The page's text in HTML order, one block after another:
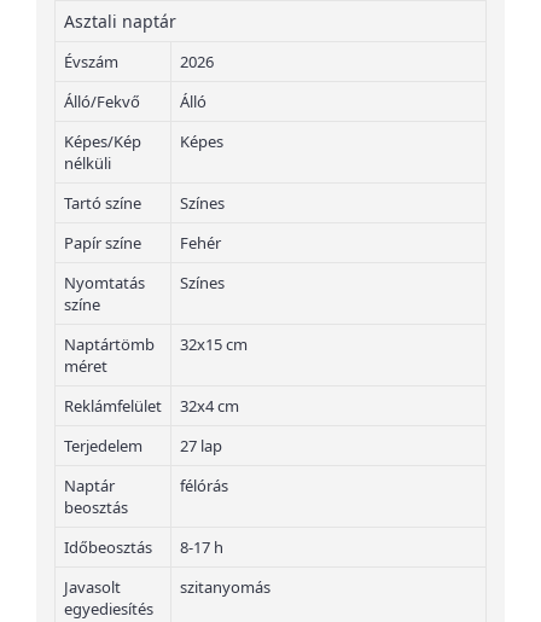
Asztali naptár
Évszám
2026
Álló/Fekvő
Álló
Képes/Kép
nélküli
Képes
Tartó színe
Színes
Papír színe
Fehér
Nyomtatás
színe
Színes
Naptártömb
méret
32x15 cm
Reklámfelület
32x4 cm
Terjedelem
27 lap
Naptár
beosztás
félórás
Időbeosztás
8-17 h
Javasolt
egyediesítés
szitanyomás